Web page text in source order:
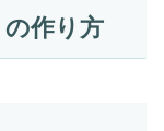
の作り方